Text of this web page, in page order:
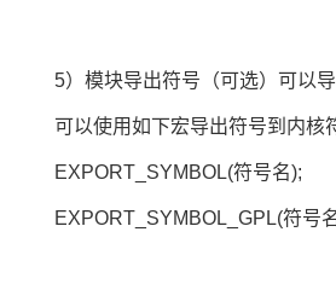
5）模块导出符号（可选）可以
可以使用如下宏导出符号到内核
EXPORT_SYMBOL(符号名);
EXPORT_SYMBOL_GPL(符号